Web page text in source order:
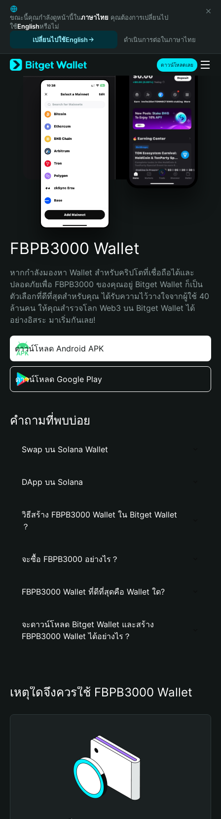
English
日本語
Tiếng Việt
Español (Latinoamérica)
Türkçe
Italiano
Português (Portugal)
Bahasa Indonesia
Português (Brasil)
Español (Argentina)
ขณะนี้คุณกำลังดูหน้านี้ในภาษาไทย คุณต้องการเปลี่ยนไป
ใช้Englishหรือไม่
เปลี่ยนไปใช้English
ดำเนินการต่อในภาษาไทย
ดาวน์โหลดเลย
FBPB3000 Wallet
หากกำลังมองหา Wallet สำหรับคริปโตที่เชื่อถือได้และ
ปลอดภัยเพื่อ FBPB3000 ของคุณอยู่ Bitget Wallet ก็เป็น
ตัวเลือกที่ดีที่สุดสำหรับคุณ ได้รับความไว้วางใจจากผู้ใช้ 40
ล้านคน ให้คุณสำรวจโลก Web3 บน Bitget Wallet ได้
อย่างอิสระ มาเริ่มกันเลย!
ดาวน์โหลด Android APK
ดาวน์โหลด Google Play
คำถามที่พบบ่อย
Swap บน Solana Wallet
DApp บน Solana
วิธีสร้าง FBPB3000 Wallet ใน Bitget Wallet
？
จะซื้อ FBPB3000 อย่างไร？
FBPB3000 Wallet ที่ดีที่สุดคือ Wallet ใด?
จะดาวน์โหลด Bitget Wallet และสร้าง
FBPB3000 Wallet ได้อย่างไร？
เหตุใดจึงควรใช้ FBPB3000 Wallet